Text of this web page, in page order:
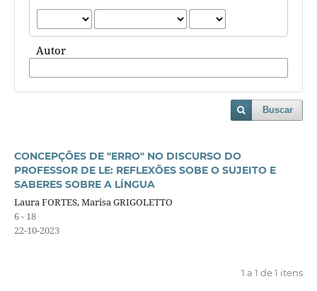
Autor
Buscar
CONCEPÇÕES DE "ERRO" NO DISCURSO DO
PROFESSOR DE LE: REFLEXÕES SOBE O SUJEITO E
SABERES SOBRE A LÍNGUA
Laura FORTES, Marisa GRIGOLETTO
6 - 18
22-10-2023
1 a 1 de 1 itens